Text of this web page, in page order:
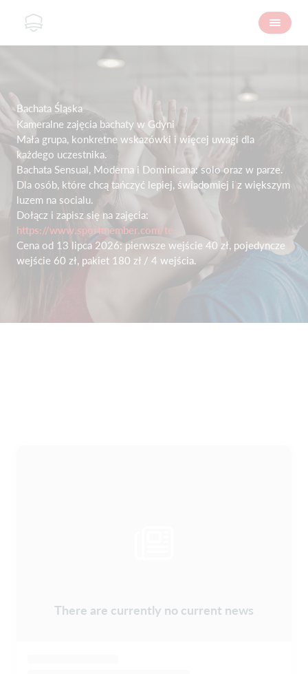
Bachata Śląska
Kameralne zajęcia bachaty w Gdyni
Mała grupa, konkretne wskazówki i więcej uwagi dla
każdego uczestnika.
Bachata Sensual, Moderna i Dominicana: solo oraz w parze.
Dla osób, które chcą tańczyć lepiej, świadomiej i z większym
luzem na socialu.
Dołącz i zapisz się na zajęcia:
https://www.sportmember.com/te...
Cena od 13 lipca 2026: pierwsze wejście 40 zł, pojedyncze
wejście 60 zł, pakiet 180 zł / 4 wejścia.
There are currently no current news